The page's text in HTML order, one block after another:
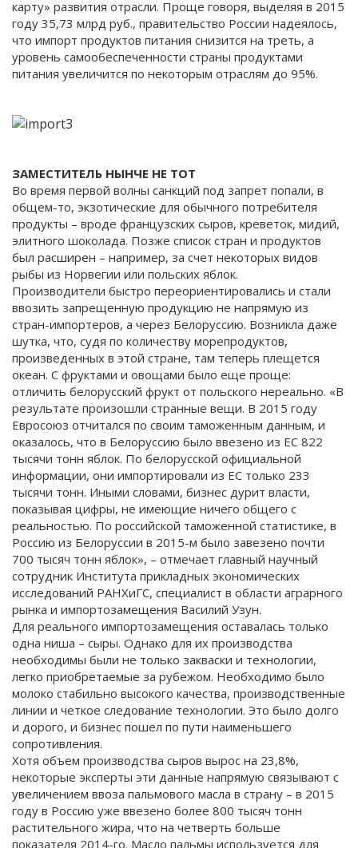
карту» развития отрасли. Проще говоря, выделяя в 2015
году 35,73 млрд руб., правительство России надеялось,
что импорт продуктов питания снизится на треть, а
уровень самообеспеченности страны продуктами
питания увеличится по некоторым отраслям до 95%.
ЗАМЕСТИТЕЛЬ НЫНЧЕ НЕ ТОТ
Во время первой волны санкций под запрет попали, в
общем-то, экзотические для обычного потребителя
продукты – вроде французских сыров, креветок, мидий,
элитного шоколада. Позже список стран и продуктов
был расширен – например, за счет некоторых видов
рыбы из Норвегии или польских яблок.
Производители быстро переориентировались и стали
ввозить запрещенную продукцию не напрямую из
стран-импортеров, а через Белоруссию. Возникла даже
шутка, что, судя по количеству морепродуктов,
произведенных в этой стране, там теперь плещется
океан. С фруктами и овощами было еще проще:
отличить белорусский фрукт от польского нереально. «В
результате произошли странные вещи. В 2015 году
Евросоюз отчитался по своим таможенным данным, и
оказалось, что в Белоруссию было ввезено из ЕС 822
тысячи тонн яблок. По белорусской официальной
информации, они импортировали из ЕС только 233
тысячи тонн. Иными словами, бизнес дурит власти,
показывая цифры, не имеющие ничего общего с
реальностью. По российской таможенной статистике, в
Россию из Белоруссии в 2015-м было завезено почти
700 тысяч тонн яблок», – отмечает главный научный
сотрудник Института прикладных экономических
исследований РАНХиГС, специалист в области аграрного
рынка и импортозамещения Василий Узун.
Для реального импортозамещения оставалась только
одна ниша – сыры. Однако для их производства
необходимы были не только закваски и технологии,
легко приобретаемые за рубежом. Необходимо было
молоко стабильно высокого качества, производственные
линии и четкое следование технологии. Это было долго
и дорого, и бизнес пошел по пути наименьшего
сопротивления.
Хотя объем производства сыров вырос на 23,8%,
некоторые эксперты эти данные напрямую связывают с
увеличением ввоза пальмового масла в страну – в 2015
году в Россию уже ввезено более 800 тысяч тонн
растительного жира, что на четверть больше
показателя 2014-го. Масло пальмы используется для